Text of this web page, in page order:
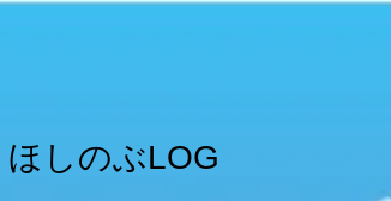
ほしのぶLOG